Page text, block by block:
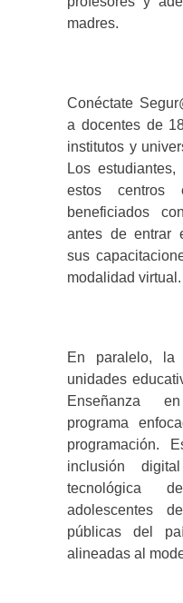
madres.
Conéctate
a docentes de
institutos y
Los
estos centros
beneficiados
antes de entrar
sus
modalidad virtual.
En paralelo, la
unidades
Enseñanza
programa
programación.
inclusión
tecnológica
adolescentes
públicas del
alineadas al